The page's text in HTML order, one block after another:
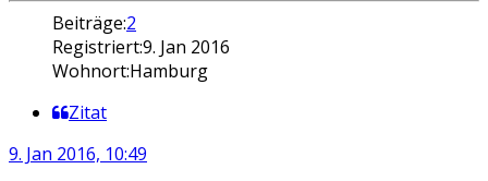
Beiträge:2
Registriert:9. Jan 2016
Wohnort:Hamburg
Zitat
9. Jan 2016, 10:49